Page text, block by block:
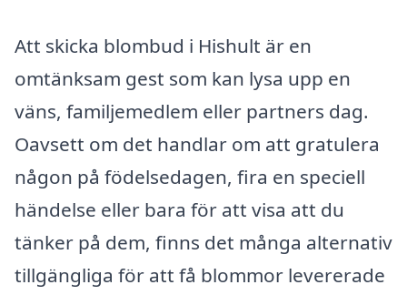
Att skicka blombud i Hishult är en
omtänksam gest som kan lysa upp en
väns, familjemedlem eller partners dag.
Oavsett om det handlar om att gratulera
någon på födelsedagen, fira en speciell
händelse eller bara för att visa att du
tänker på dem, finns det många alternativ
tillgängliga för att få blommor levererade